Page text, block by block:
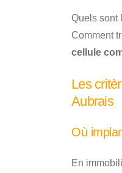
Quels sont
Comment
cellule
Les
Aubrais
Où
En